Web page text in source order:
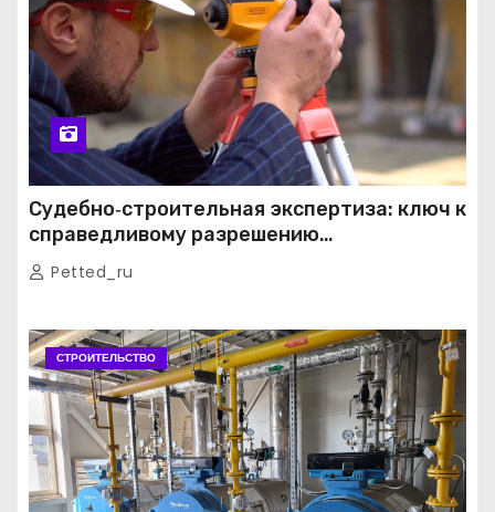
Судебно‑строительная экспертиза: ключ к
справедливому разрешению
строительных споров
Petted_ru
СТРОИТЕЛЬСТВО